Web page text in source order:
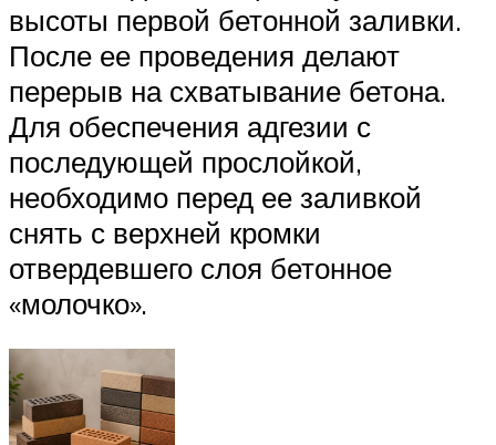
высоты первой бетонной заливки.
После ее проведения делают
перерыв на схватывание бетона.
Для обеспечения адгезии с
последующей прослойкой,
необходимо перед ее заливкой
снять с верхней кромки
отвердевшего слоя бетонное
«молочко».